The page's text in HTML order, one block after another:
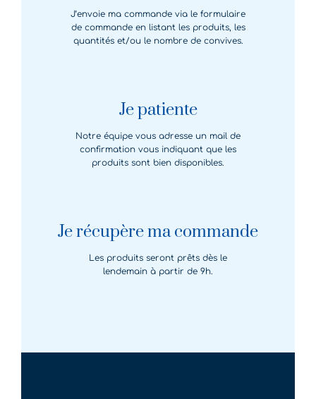
J’envoie ma commande via le formulaire
de commande en listant les produits, les
quantités et/ou le nombre de convives.
Je patiente
Notre équipe vous adresse un mail de
confirmation vous indiquant que les
produits sont bien disponibles.
Je récupère ma commande
Les produits seront prêts dès le
lendemain à partir de 9h.